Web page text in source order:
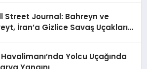
Street Journal: Bahreyn ve
İran’a Gizlice Savaş Uçakları
Yolcu Uçağında